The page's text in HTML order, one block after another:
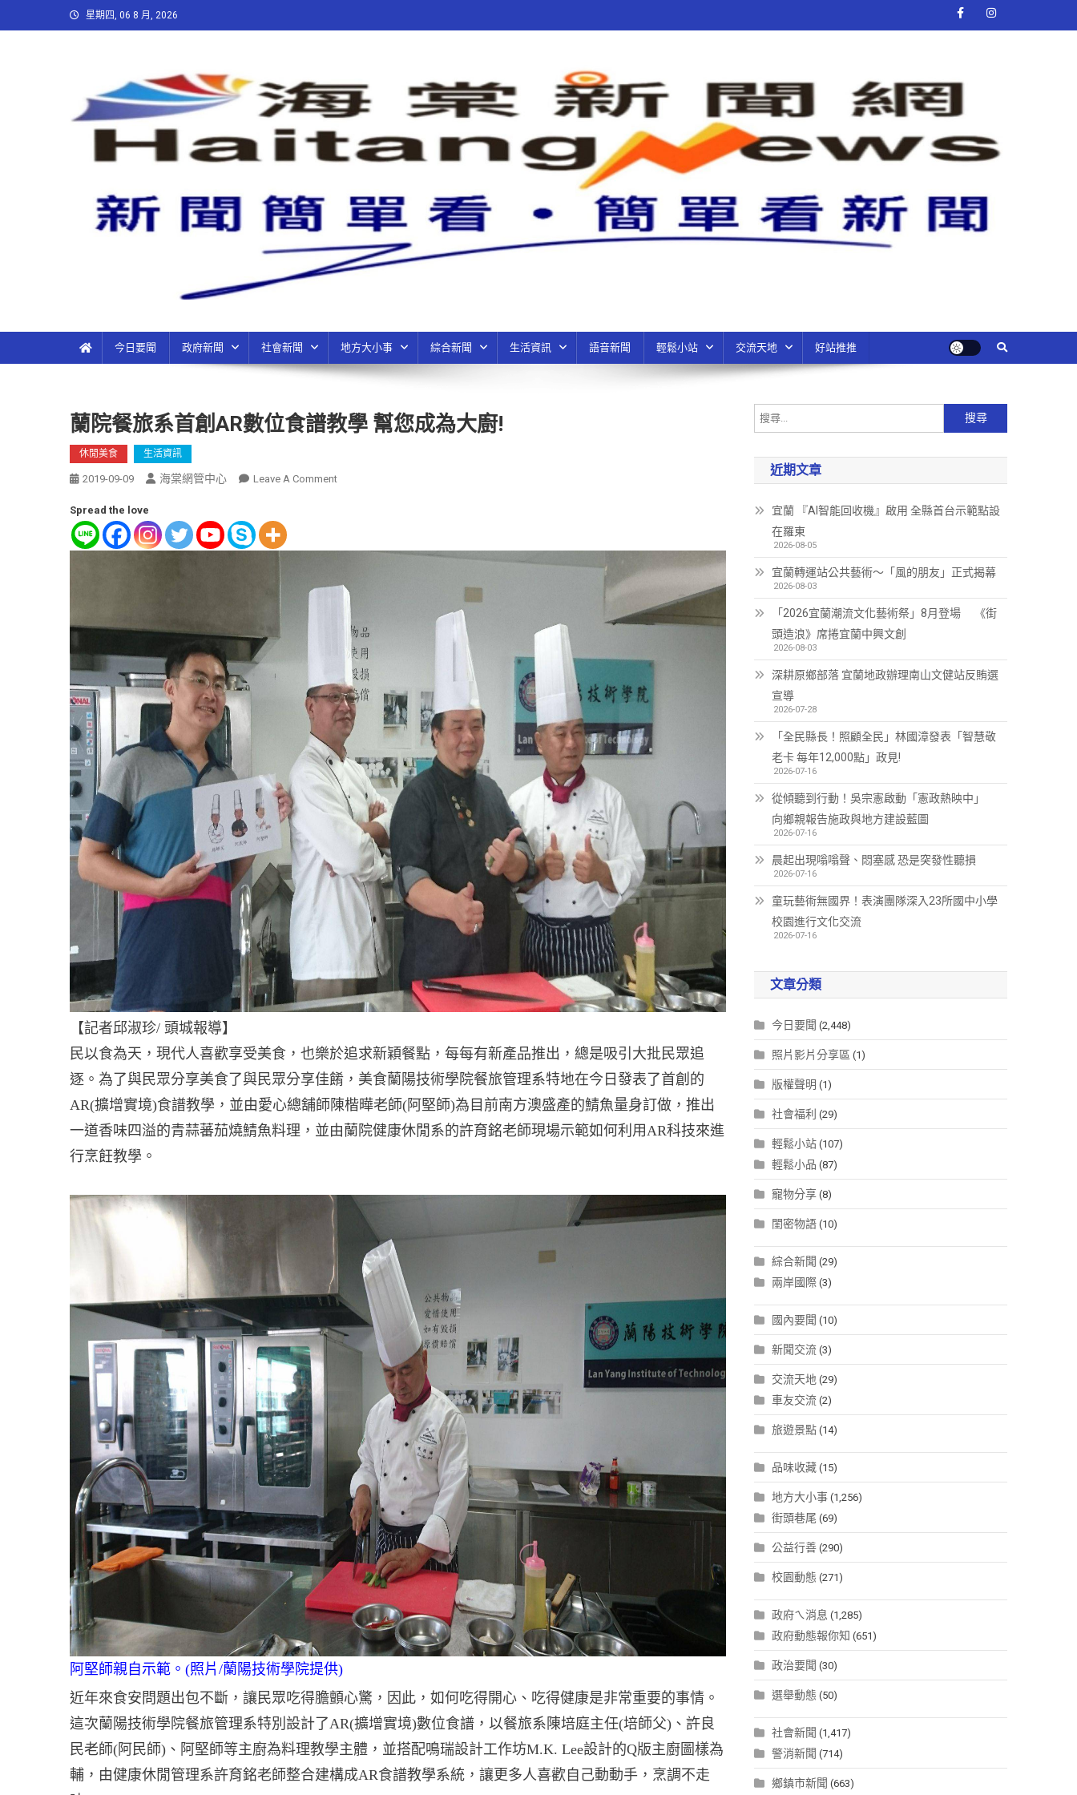
星期四, 06 8 月, 2026
今日要聞 政府新聞 社會新聞 地方大小事 綜合新聞 生活資訊 語音新聞 輕鬆小站 交流天地 好站推推
蘭院餐旅系首創AR數位食譜教學 幫您成為大廚!
休閒美食 生活資訊
2019-09-09 海棠網管中心 Leave A Comment
Spread the love
【記者邱淑珍/ 頭城報導】
民以食為天，現代人喜歡享受美食，也樂於追求新穎餐點，每每有新產品推出，總是吸引大批民眾追
逐。為了與民眾分享美食了與民眾分享佳餚，美食蘭陽技術學院餐旅管理系特地在今日發表了首創的
AR(擴增實境)食譜教學，並由愛心總舖師陳楷曄老師(阿堅師)為目前南方澳盛產的鯖魚量身訂做，推出
一道香味四溢的青蒜蕃茄燒鯖魚料理，並由蘭院健康休閒系的許育銘老師現場示範如何利用AR科技來進
行烹飪教學。
阿堅師親自示範。(照片/蘭陽技術學院提供)
近年來食安問題出包不斷，讓民眾吃得膽顫心驚，因此，如何吃得開心、吃得健康是非常重要的事情。
這次蘭陽技術學院餐旅管理系特別設計了AR(擴增實境)數位食譜，以餐旅系陳培庭主任(培師父)、許良
民老師(阿民師)、阿堅師等主廚為料理教學主體，並搭配鳴瑞設計工作坊M.K. Lee設計的Q版主廚圖樣為
輔，由健康休閒管理系許育銘老師整合建構成AR食譜教學系統，讓更多人喜歡自己動動手，烹調不走
近期文章
宜蘭 『AI智能回收機』啟用 全縣首台示範點設
在羅東
2026-08-05
宜蘭轉運站公共藝術～「風的朋友」正式揭幕
2026-08-03
「2026宜蘭潮流文化藝術祭」8月登場 《街
頭造浪》席捲宜蘭中興文創
2026-08-03
深耕原鄉部落 宜蘭地政辦理南山文健站反賄選
宣導
2026-07-28
「全民縣長！照顧全民」林國漳發表「智慧敬
老卡 每年12,000點」政見!
2026-07-16
從傾聽到行動！吳宗憲啟動「憲政熱映中」
向鄉親報告施政與地方建設藍圖
2026-07-16
晨起出現嗡嗡聲、悶塞感 恐是突發性聽損
2026-07-16
童玩藝術無國界！表演團隊深入23所國中小學
校園進行文化交流
2026-07-16
文章分類
今日要聞 (2,448)
照片影片分享區 (1)
版權聲明 (1)
社會福利 (29)
輕鬆小站 (107)
輕鬆小品 (87)
寵物分享 (8)
閨密物語 (10)
綜合新聞 (29)
兩岸國際 (3)
國內要聞 (10)
新聞交流 (3)
交流天地 (29)
車友交流 (2)
旅遊景點 (14)
品味收藏 (15)
地方大小事 (1,256)
街頭巷尾 (69)
公益行善 (290)
校園動態 (271)
政府ㄟ消息 (1,285)
政府動態報你知 (651)
政治要聞 (30)
選舉動態 (50)
社會新聞 (1,417)
警消新聞 (714)
鄉鎮市新聞 (663)